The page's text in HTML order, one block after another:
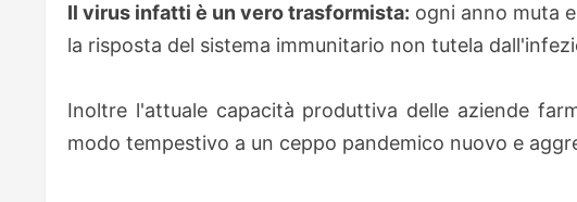
Il virus infatti è un vero trasformista: ogni anno muta
la risposta del sistema immunitario non tutela
Inoltre l'attuale capacità produttiva delle aziende
modo tempestivo a un ceppo pandemico nuovo e